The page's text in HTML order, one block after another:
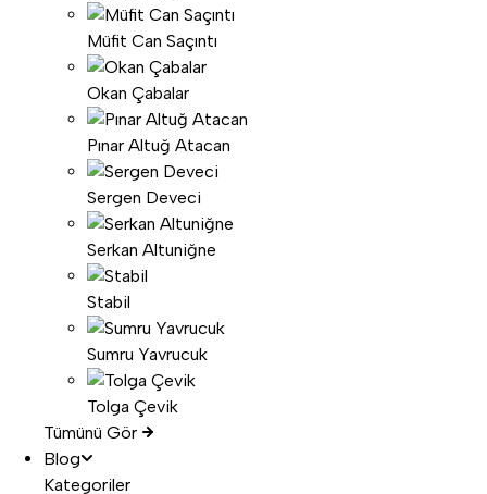
Müfit Can Saçıntı
Okan Çabalar
Pınar Altuğ Atacan
Sergen Deveci
Serkan Altuniğne
Stabil
Sumru Yavrucuk
Tolga Çevik
Tümünü Gör
Blog
Kategoriler